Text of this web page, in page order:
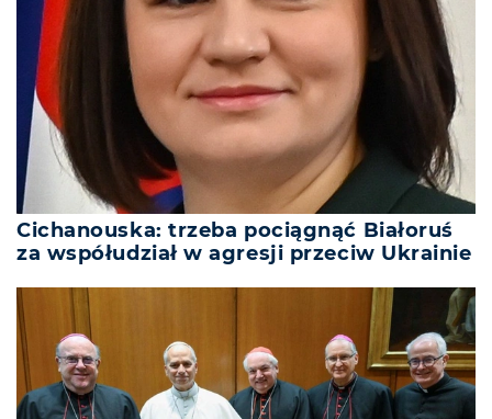
Cichanouska: trzeba pociągnąć Białoruś
za współudział w agresji przeciw Ukrainie